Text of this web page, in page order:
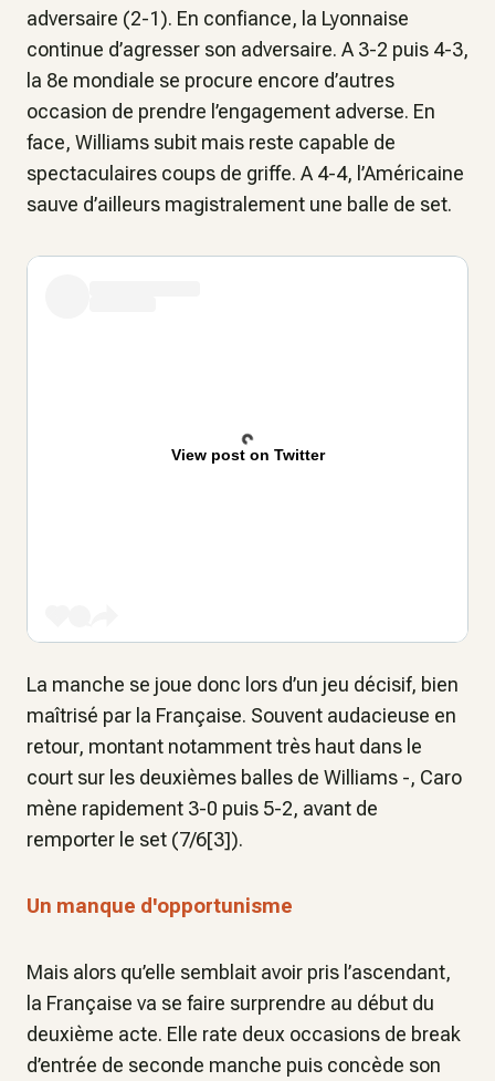
adversaire (2-1). En confiance, la Lyonnaise
continue d’agresser son adversaire. A 3-2 puis 4-3,
la 8e mondiale se procure encore d’autres
occasion de prendre l’engagement adverse. En
face, Williams subit mais reste capable de
spectaculaires coups de griffe. A 4-4, l’Américaine
sauve d’ailleurs magistralement une balle de set.
View post on Twitter
La manche se joue donc lors d’un jeu décisif, bien
maîtrisé par la Française. Souvent audacieuse en
retour, montant notamment très haut dans le
court sur les deuxièmes balles de Williams -, Caro
mène rapidement 3-0 puis 5-2, avant de
remporter le set (7/6[3]).
Un manque d'opportunisme
Mais alors qu’elle semblait avoir pris l’ascendant,
la Française va se faire surprendre au début du
deuxième acte. Elle rate deux occasions de break
d’entrée de seconde manche puis concède son